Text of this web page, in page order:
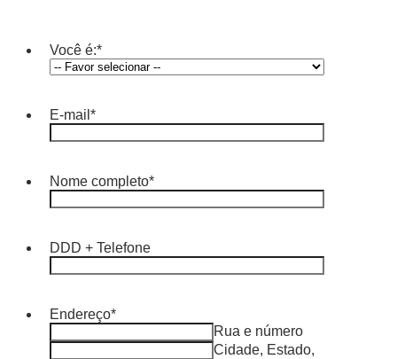
Você é:*
E-mail *
Nome completo*
DDD + Telefone
Endereço*
Rua e número
Cidade, Estado,